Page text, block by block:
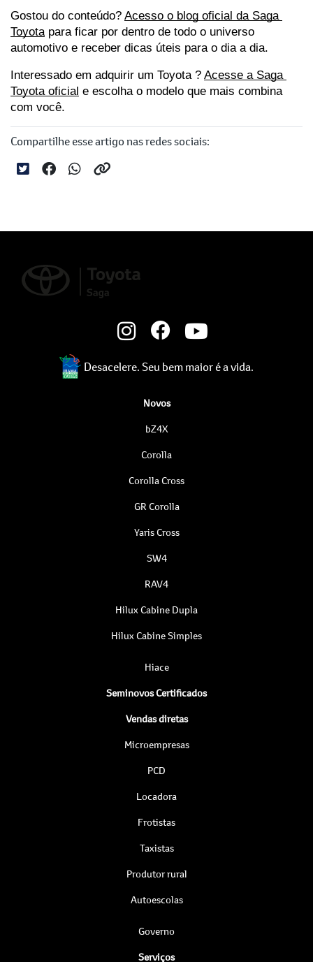
Gostou do conteúdo? Acesso o blog oficial da Saga
Toyota para ficar por dentro de todo o universo
automotivo e receber dicas úteis para o dia a dia.
Interessado em adquirir um Toyota ? Acesse a Saga
Toyota oficial e escolha o modelo que mais combina
com você.
Compartilhe esse artigo nas redes sociais:
Desacelere. Seu bem maior é a vida.
Novos
bZ4X
Corolla
Corolla Cross
GR Corolla
Yaris Cross
SW4
RAV4
Hilux Cabine Dupla
Hilux Cabine Simples
Hiace
Seminovos Certificados
Vendas diretas
Microempresas
PCD
Locadora
Frotistas
Taxistas
Produtor rural
Autoescolas
Governo
Serviços